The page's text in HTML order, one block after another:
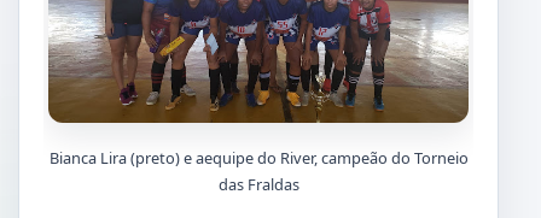
Bianca Lira (preto) e aequipe do River, campeão do Torneio
das Fraldas